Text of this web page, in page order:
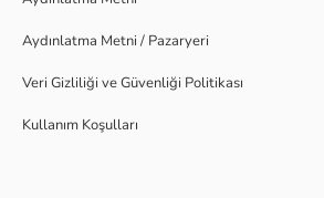
Aydınlatma Metni / Pazaryeri
Veri Gizliliği ve Güvenliği Politikası
Kullanım Koşulları